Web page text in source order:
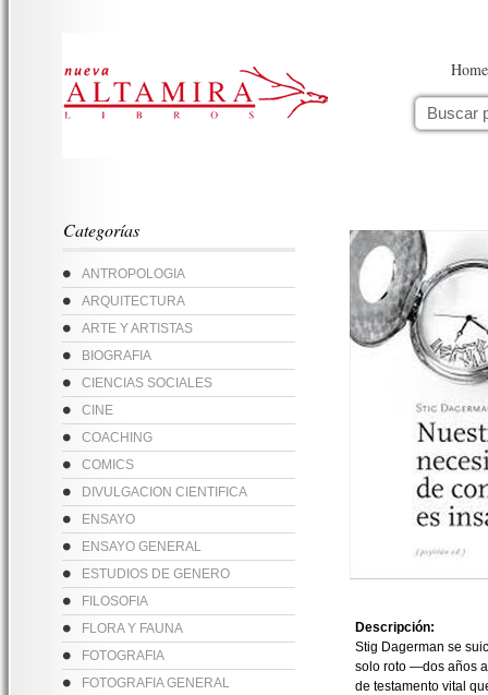
Home
Categorías
ANTROPOLOGIA
ARQUITECTURA
ARTE Y ARTISTAS
BIOGRAFIA
CIENCIAS SOCIALES
CINE
COACHING
COMICS
DIVULGACION CIENTIFICA
ENSAYO
ENSAYO GENERAL
ESTUDIOS DE GENERO
FILOSOFIA
FLORA Y FAUNA
FOTOGRAFIA
FOTOGRAFIA GENERAL
Descripción:
Stig Dagerman se
solo roto —dos años
de testamento vital